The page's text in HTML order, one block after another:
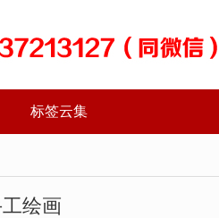
标签云集
绘画